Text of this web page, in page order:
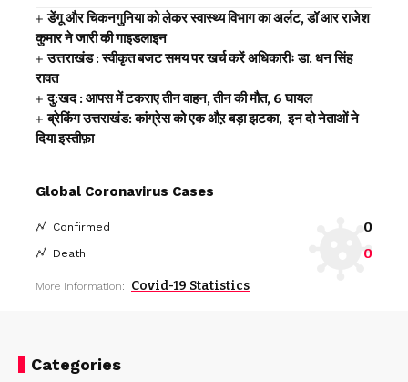
डेंगू और चिकनगुनिया को लेकर स्वास्थ्य विभाग का अर्लट, डॉ आर राजेश
कुमार ने जारी की गाइडलाइन
उत्तराखंड : स्वीकृत बजट समय पर खर्च करें अधिकारीः डा. धन सिंह
रावत
दु:खद : आपस में टकराए तीन वाहन, तीन की मौत, 6 घायल
ब्रेकिंग उत्तराखंड: कांग्रेस को एक औऱ बड़ा झटका, इन दो नेताओं ने
दिया इस्तीफ़ा
Global Coronavirus Cases
Confirmed 0
Death 0
More Information: Covid-19 Statistics
Categories